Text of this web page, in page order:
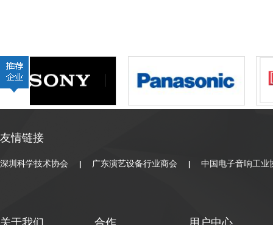
友情链接
深圳科学技术协会 广东演艺设备行业商会 中国电子音响工业
关于我们 合作 用户中心